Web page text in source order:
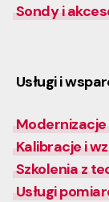
Sondy i
Usługi i
Kalibracje i
Szkolenia z
Usługi